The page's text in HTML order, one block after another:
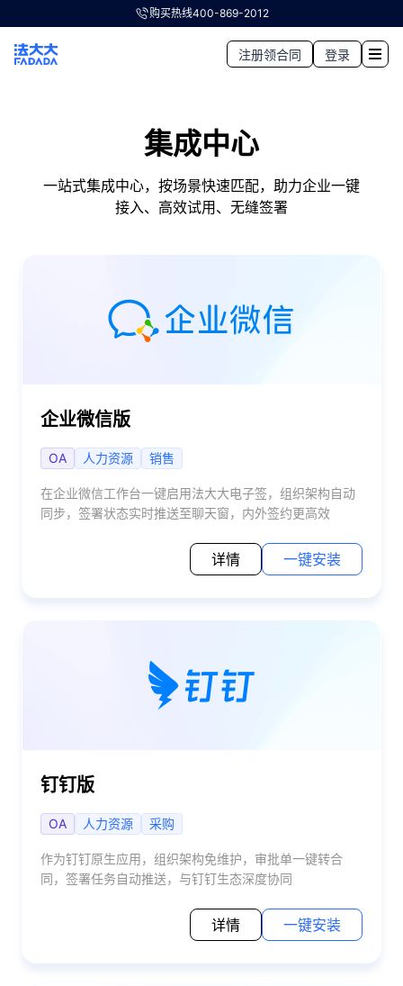
购买热线400-869-2012
注册领合同 登录
集成中心
一站式集成中心，按场景快速匹配，助力企业一键
接入、高效试用、无缝签署
企业微信版
OA 人力资源 销售
在企业微信工作台一键启用法大大电子签，组织架构自动
同步，签署状态实时推送至聊天窗，内外签约更高效
详情 一键安装
钉钉版
OA 人力资源 采购
作为钉钉原生应用，组织架构免维护，审批单一键转合
同，签署任务自动推送，与钉钉生态深度协同
详情 一键安装